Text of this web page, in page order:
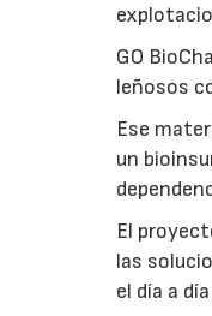
GO
leñosos
Ese
un
El
las
el día a